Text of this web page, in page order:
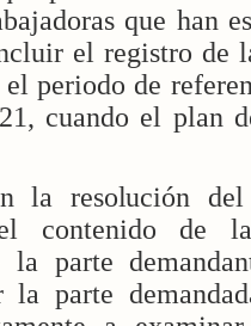
que han
el registro de
periodo de
cuando el plan
la resolución
el contenido de
la parte
la parte